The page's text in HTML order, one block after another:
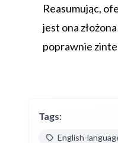
Reasumując,
jest ona
poprawnie
Tags:
English-